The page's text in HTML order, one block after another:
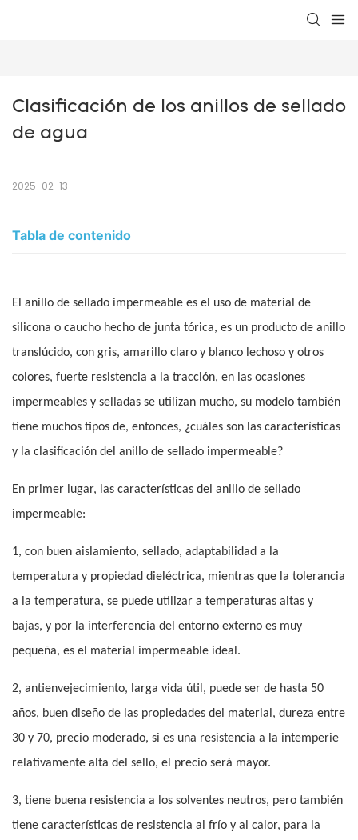
Clasificación de los anillos de sellado
de agua
2025-02-13
Tabla de contenido
El anillo de sellado impermeable es el uso de material de
silicona o caucho hecho de junta tórica, es un producto de anillo
translúcido, con gris, amarillo claro y blanco lechoso y otros
colores, fuerte resistencia a la tracción, en las ocasiones
impermeables y selladas se utilizan mucho, su modelo también
tiene muchos tipos de, entonces, ¿cuáles son las características
y la clasificación del anillo de sellado impermeable?
En primer lugar, las características del anillo de sellado
impermeable:
1, con buen aislamiento, sellado, adaptabilidad a la
temperatura y propiedad dieléctrica, mientras que la tolerancia
a la temperatura, se puede utilizar a temperaturas altas y
bajas, y por la interferencia del entorno externo es muy
pequeña, es el material impermeable ideal.
2, antienvejecimiento, larga vida útil, puede ser de hasta 50
años, buen diseño de las propiedades del material, dureza entre
30 y 70, precio moderado, si es una resistencia a la intemperie
relativamente alta del sello, el precio será mayor.
3, tiene buena resistencia a los solventes neutros, pero también
tiene características de resistencia al frío y al calor, para la